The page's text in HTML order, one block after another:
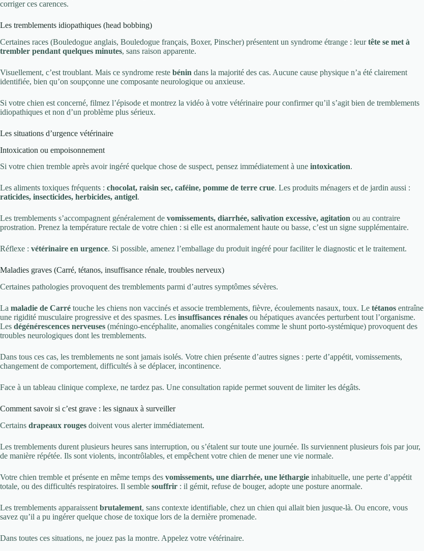
corriger ces carences.
Les tremblements idiopathiques (head bobbing)
Certaines races (Bouledogue anglais, Bouledogue français, Boxer, Pinscher) présentent un syndrome étrange : leurtête se met à
trembler pendant quelques minutes, sans raison apparente.
Visuellement, c’est troublant. Mais ce syndrome reste bénin dans la majorité des cas. Aucune cause physique n’a été clairement
identifiée, bien qu’on soupçonne une composante neurologique ou anxieuse.
Si votre chien est concerné, filmez l’épisode et montrez la vidéo à votre vétérinaire pour confirmer qu’il s’agit bien de tremblements
idiopathiques et non d’un problème plus sérieux.
Les situations d’urgence vétérinaire
Intoxication ou empoisonnement
Si votre chien tremble après avoir ingéré quelque chose de suspect, pensez immédiatement à une intoxication.
Les aliments toxiques fréquents : chocolat, raisin sec, caféine, pomme de terre crue. Les produits ménagers et de jardin aussi :
raticides, insecticides, herbicides, antigel.
Les tremblements s’accompagnent généralement de vomissements, diarrhée, salivation excessive, agitation ou au contraire
prostration. Prenez la température rectale de votre chien : si elle est anormalement haute ou basse, c’est un signe supplémentaire.
Réflexe : vétérinaire en urgence. Si possible, amenez l’emballage du produit ingéré pour faciliter le diagnostic et le traitement.
Maladies graves (Carré, tétanos, insuffisance rénale, troubles nerveux)
Certaines pathologies provoquent des tremblements parmi d’autres symptômes sévères.
La maladie de Carré touche les chiens non vaccinés et associe tremblements, fièvre, écoulements nasaux, toux. Le tétanos entraîne
une rigidité musculaire progressive et des spasmes. Les insuffisances rénales ou hépatiques avancées perturbent tout l’organisme.
Les dégénérescences nerveuses (méningo-encéphalite, anomalies congénitales comme le shunt porto-systémique) provoquent des
troubles neurologiques dont les tremblements.
Dans tous ces cas, les tremblements ne sont jamais isolés. Votre chien présente d’autres signes : perte d’appétit, vomissements,
changement de comportement, difficultés à se déplacer, incontinence.
Face à un tableau clinique complexe, ne tardez pas. Une consultation rapide permet souvent de limiter les dégâts.
Comment savoir si c’est grave : les signaux à surveiller
Certains drapeaux rouges doivent vous alerter immédiatement.
Les tremblements durent plusieurs heures sans interruption, ou s’étalent sur toute une journée. Ils surviennent plusieurs fois par jour,
de manière répétée. Ils sont violents, incontrôlables, et empêchent votre chien de mener une vie normale.
Votre chien tremble et présente en même temps des vomissements, une diarrhée, une léthargie inhabituelle, une perte d’appétit
totale, ou des difficultés respiratoires. Il semble souffrir : il gémit, refuse de bouger, adopte une posture anormale.
Les tremblements apparaissent brutalement, sans contexte identifiable, chez un chien qui allait bien jusque-là. Ou encore, vous
savez qu’il a pu ingérer quelque chose de toxique lors de la dernière promenade.
Dans toutes ces situations, ne jouez pas la montre. Appelez votre vétérinaire.